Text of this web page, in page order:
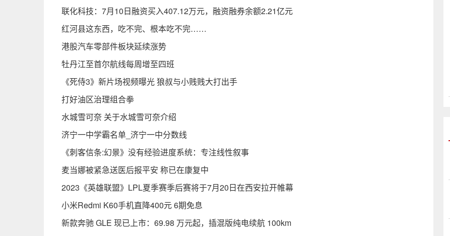
联化科技：7月10日融资买入407.12万元，融资融券余额2.21亿元
红河县这东西，吃不完、根本吃不完……
港股汽车零部件板块延续涨势
牡丹江至首尔航线每周增至四班
《死侍3》新片场视频曝光 狼叔与小贱贱大打出手
打好油区治理组合拳
水城雪可奈 关于水城雪可奈介绍
济宁一中学霸名单_济宁一中分数线
《刺客信条:幻景》没有经验进度系统：专注线性叙事
麦当娜被紧急送医后报平安 称已在康复中
2023《英雄联盟》LPL夏季赛季后赛将于7月20日在西安拉开帷幕
小米Redmi K60手机直降400元 6期免息
新款奔驰 GLE 现已上市：69.98 万元起，插混版纯电续航 100km